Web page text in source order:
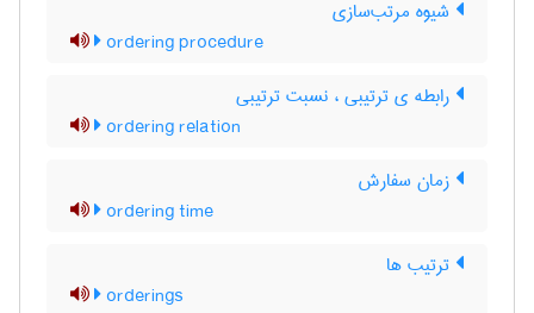
شیوه مرتب‌سازی
ordering procedure
رابطه ی ترتیبی ، نسبت ترتیبی
ordering relation
زمان سفارش
ordering time
ترتیب ها
orderings